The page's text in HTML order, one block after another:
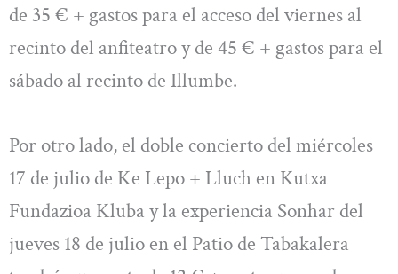
de 35 € + gastos para el acceso del viernes al
recinto del anfiteatro y de 45 € + gastos para el
sábado al recinto de Illumbe.
Por otro lado, el doble concierto del miércoles
17 de julio de Ke Lepo + Lluch en Kutxa
Fundazioa Kluba y la experiencia Sonhar del
jueves 18 de julio en el Patio de Tabakalera